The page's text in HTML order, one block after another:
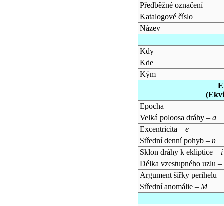
Předběžné označení
Katalogové číslo
Název
Kdy
Kde
Kým
Epocha
Velká poloosa dráhy – a
Excentricita – e
Střední denní pohyb – n
Sklon dráhy k ekliptice – i
Délka vzestupného uzlu –
Argument šířky perihelu
Střední anomálie – M